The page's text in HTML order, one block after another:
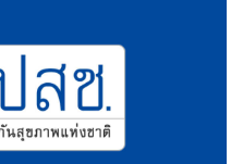
ษาความปลอดภัยประจำ
การขนย้ายหีบบัตรเลือกตั้ง
ชาชนที่เดินทางมาใช้สิทธิ